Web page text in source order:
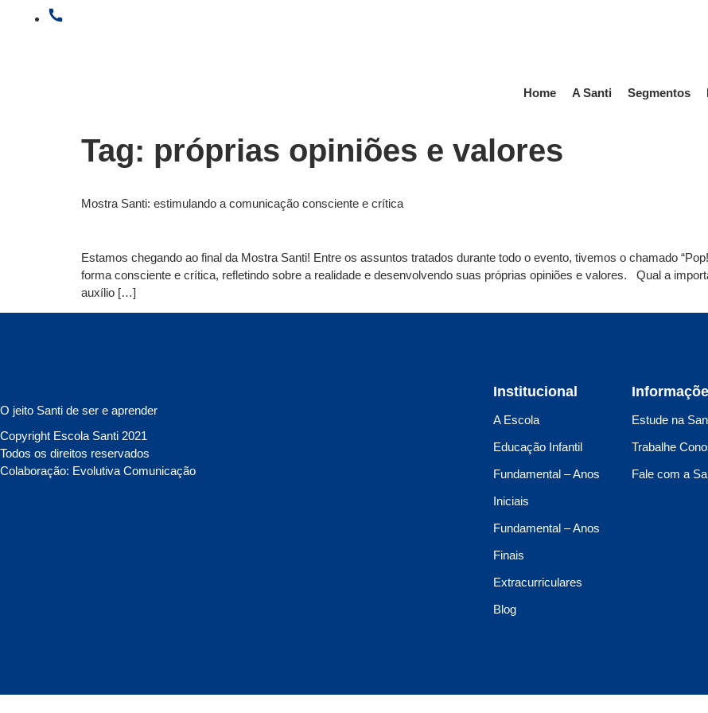
Home A Santi Segmentos
Tag: próprias opiniões e valores
Mostra Santi: estimulando a comunicação consciente e crítica
Estamos chegando ao final da Mostra Santi! Entre os assuntos tratados durante todo o evento, tivemos o chamado
forma consciente e crítica, refletindo sobre a realidade e desenvolvendo suas próprias opiniões e valores. Qual a
auxílio […]
O jeito Santi de ser e aprender
Copyright Escola Santi 2021
Todos os direitos reservados
Colaboração: Evolutiva Comunicação
Institucional
A Escola
Educação Infantil
Fundamental – Anos
Iniciais
Fundamental – Anos
Finais
Extracurriculares
Blog
Estude na
Trabalhe
Fale com a